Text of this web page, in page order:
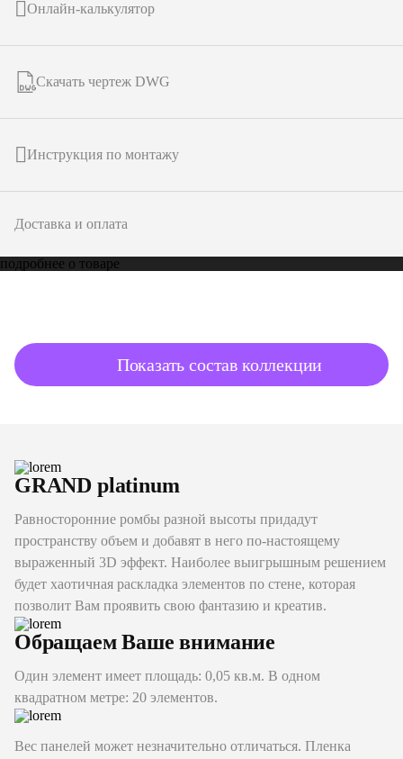
Онлайн-калькулятор
Скачать чертеж DWG
Инструкция по монтажу
Доставка и оплата
подробнее о товаре
Показать состав коллекции
GRAND platinum
Равносторонние ромбы разной высоты придадут
пространству объем и добавят в него по-настоящему
выраженный 3D эффект. Наиболее выигрышным решением
будет хаотичная раскладка элементов по стене, которая
позволит Вам проявить свою фантазию и креатив.
Обращаем Ваше внимание
Один элемент имеет площадь: 0,05 кв.м. В одном
квадратном метре: 20 элементов.
Вес панелей может незначительно отличаться. Пленка